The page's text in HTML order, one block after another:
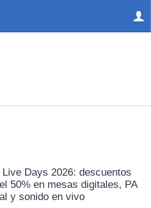
Live Days 2026: descuentos
50% en mesas digitales, PA
y sonido en vivo